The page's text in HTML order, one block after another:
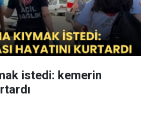
istedi: kemerin